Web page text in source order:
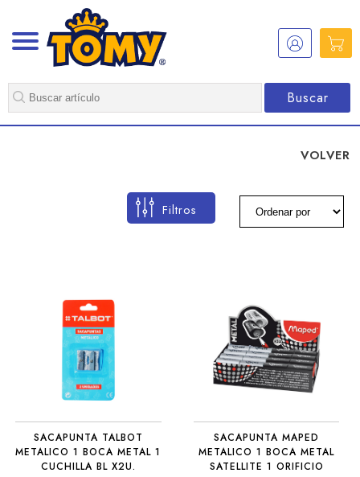
Buscar
VOLVER
Filtros
SACAPUNTA TALBOT
METALICO 1 BOCA METAL 1
CUCHILLA BL X2U.
SACAPUNTA MAPED
METALICO 1 BOCA METAL
SATELLITE 1 ORIFICIO